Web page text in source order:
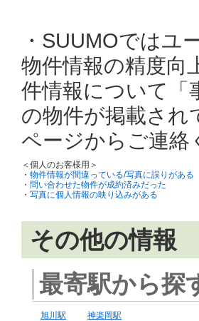
・SUUMOではユ
物件情報の精度向
件情報について「
の物件が掲載され
ページからご連絡
＜個人のお客様用＞
・ 物件情報が間違っている/写真に誤りがある
・ 問い合わせた物件が成約済みだった
・ 写真に個人情報の映り込みがある
その他の情報
最寄駅から探
旭川駅 神楽岡駅